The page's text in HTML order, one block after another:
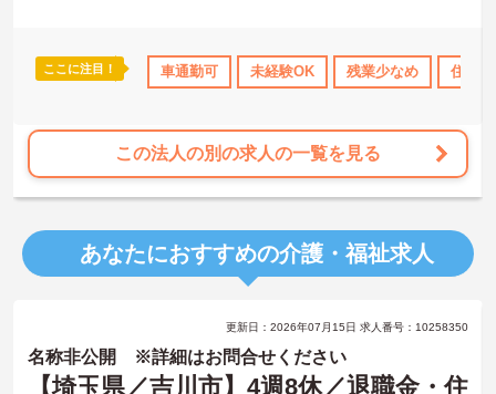
ンクOK 資格取得サポート 研修制度あり 産休･育休･介護休暇
ここに注目！ 車通勤可 未経験OK 残業少なめ 住宅
この法人の別の求人の一覧を見る
あなたにおすすめの介護・福祉求人
更新日：2026年07月15日 求人番号：10258350
名称非公開 ※詳細はお問合せください
【埼玉県／吉川市】4週8休／退職金・住